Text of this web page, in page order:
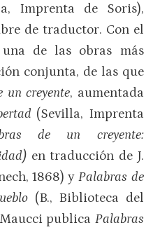
Imprenta de Soris),
de traductor. Con el
de las obras más
conjunta, de las que
un creyente, aumentada
(Sevilla, Imprenta
de un creyente:
en traducción de J.
1868) yPalabras de
(B., Biblioteca del
Maucci publica Palabras